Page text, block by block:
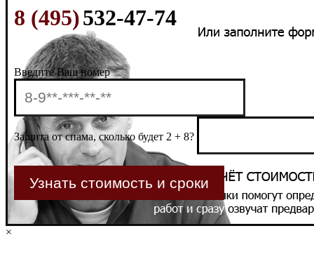
8 (495)532-47-74
Введите Ваш номер
Защита от спама, сколько будет 2 + 8?
×